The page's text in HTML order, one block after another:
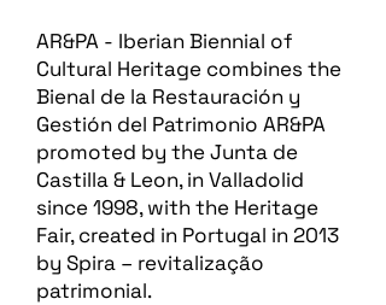
AR&PA - Iberian Biennial of
Cultural Heritage combines the
Bienal de la Restauración y
Gestión del Patrimonio AR&PA
promoted by the Junta de
Castilla & Leon, in Valladolid
since 1998, with the Heritage
Fair, created in Portugal in 2013
by Spira – revitalização
patrimonial.​